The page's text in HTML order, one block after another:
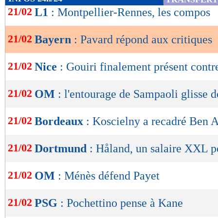
de
OK
21/02 L1 : Montpellier-Rennes, les compos
21/02 Bayern : Pavard répond aux critiques
21/02 Nice : Gouiri finalement présent
21/02 OM : l'entourage de Sampaoli glisse
21/02 Bordeaux : Koscielny a recadré Ben
21/02 Dortmund : Håland, un salaire XXL
21/02 OM : Ménès défend Payet
21/02 PSG : Pochettino pense à Kane